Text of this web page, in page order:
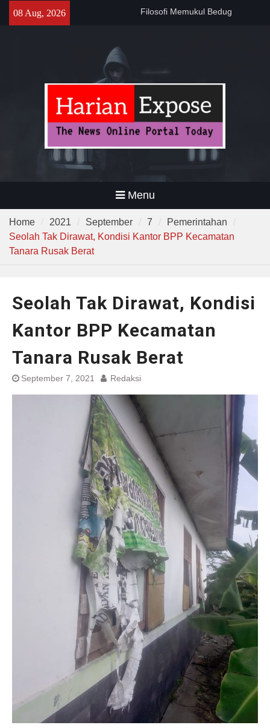
08 Aug, 2026
Sebelum Sholat Jum’at
141 Tahun Stasiun Slawi : “Dari
Temuan 995 Airsoft Gun dan
Narkoba di Sekolah Kebayoran
Lama, DPR Minta Diusut
Tuntas
Menu
Home 2021 September 7
Pemerintahan
Seolah Tak Dirawat, Kondisi Kantor BPP Kecamatan
Tanara Rusak Berat
Seolah Tak Dirawat, Kondisi
Kantor BPP Kecamatan
Tanara Rusak Berat
September 7, 2021 Redaksi